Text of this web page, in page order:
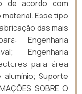
de acordo com
Esse tipo
das mais
Engenharia
Engenharia
para área
alumínio; Suporte
SOBRE O